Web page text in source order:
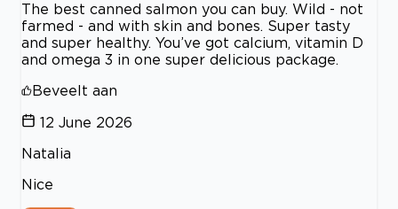
The best canned salmon you can buy. Wild - not
farmed - and with skin and bones. Super tasty
and super healthy. You’ve got calcium, vitamin D
and omega 3 in one super delicious package.
Beveelt aan
12 June 2026
Natalia
Nice